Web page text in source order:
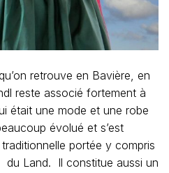
retrouve en Bavière, en
reste associé fortement à
était une mode et une robe
évolué et s’est
portée y compris
du Land. Il constitue aussi un